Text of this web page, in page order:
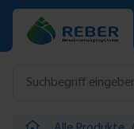
Zum Hauptinhalt